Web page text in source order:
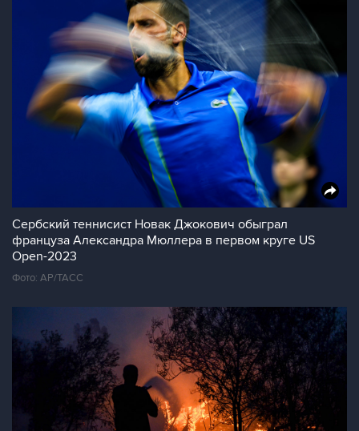
Сербский теннисист Новак Джокович обыграл
француза Александра Мюллера в первом круге US
Open-2023
Фото: АР/ТАСС